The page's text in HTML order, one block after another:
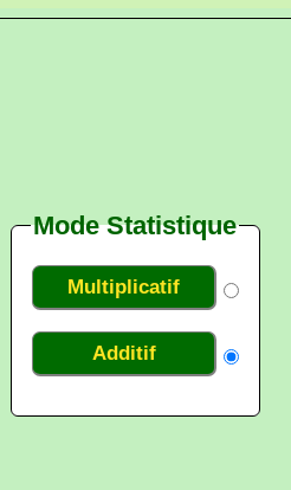
Mode Statistique
Multiplicatif
Additif